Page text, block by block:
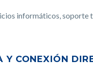
informáticos, soporte
CONEXIÓN